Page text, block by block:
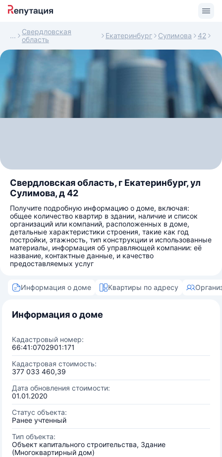
Свердловская
область
Екатеринбург Сулимова 42
Свердловская область, г Екатеринбург, ул
Сулимова, д 42
Получите подробную информацию о доме, включая:
общее количество квартир в здании, наличие и список
организаций или компаний, расположенных в доме,
детальные характеристики строения, такие как год
постройки, этажность, тип конструкции и использованные
материалы, информация об управляющей компании: её
название, контактные данные, и качество
предоставляемых услуг
Информация о доме Квартиры по адресу
Информация о доме
Кадастровый номер:
66:41:0702901:171
Кадастровая стоимость:
377 033 460,39
Дата обновления стоимости:
01.01.2020
Статус объекта:
Ранее учтенный
Тип объекта:
Объект капитального строительства, Здание
(Многоквартирный дом)